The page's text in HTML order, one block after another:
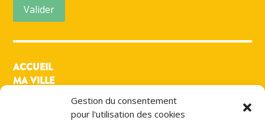
Gestion du consentement
pour l'utilisation des cookies
ACCUEIL
MA VILLE
Valider